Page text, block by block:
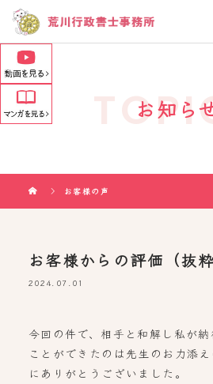
お知ら
お客様の声
お客様からの評価（抜
2024.07.01
今回の件で、相手と和解し私が
ことができたのは先生のお力添
にありがとうございました。